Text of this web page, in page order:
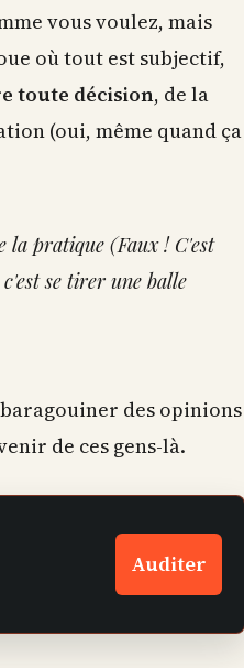
vous voulez, mais
où tout est subjectif,
toute décision, de la
(oui, même quand ça
la pratique (Faux ! C'est
se tirer une balle
des opinions
de ces gens-là.
Auditer